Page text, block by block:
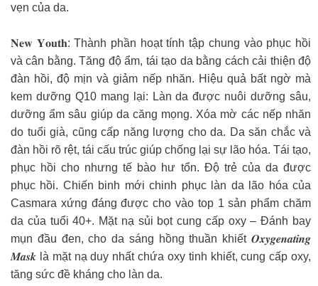
vẹn của da.
𝐍𝐞𝐰 𝐘𝐨𝐮𝐭𝐡: Thành phần hoạt tính tập chung vào phục hồi
và cân bằng. Tăng độ ẩm, tái tạo da bằng cách cải thiện độ
đàn hồi, độ mịn và giảm nếp nhăn. Hiệu quả bất ngờ mà
kem dưỡng Q10 mang lại: Làn da được nuôi dưỡng sâu,
dưỡng ẩm sâu giúp da căng mọng. Xóa mờ các nếp nhăn
do tuổi già, cũng cấp năng lượng cho da. Da săn chắc và
đàn hồi rõ rệt, tái cấu trúc giúp chống lại sự lão hóa. Tái tạo,
phục hồi cho nhưng tế bào hư tổn. Độ trẻ của da được
phục hồi. Chiến binh mới chinh phục làn da lão hóa của
Casmara xứng đáng được cho vào top 1 sản phẩm chăm
da của tuổi 40+. Mặt nạ sủi bọt cung cấp oxy – Đánh bay
mụn đầu đen, cho da sáng hồng thuần khiết 𝑶𝒙𝒚𝒈𝒆𝒏𝒂𝒕𝒊𝒏𝒈
𝑴𝒂𝒔𝒌 là mặt nạ duy nhất chứa oxy tinh khiết, cung cấp oxy,
tăng sức đề kháng cho làn da.